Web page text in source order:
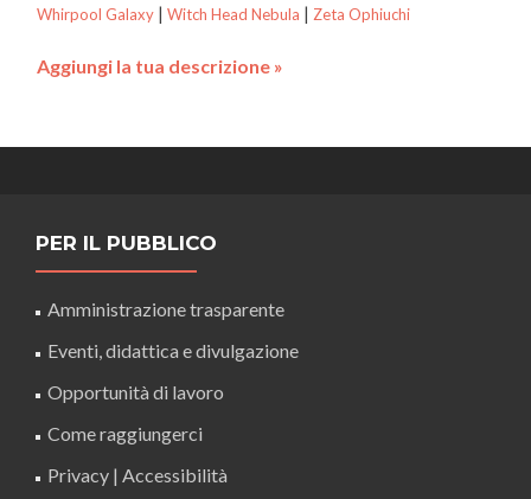
Whirpool Galaxy | Witch Head Nebula | Zeta Ophiuchi
Aggiungi la tua descrizione »
PER IL PUBBLICO
Amministrazione trasparente
Eventi, didattica e divulgazione
Opportunità di lavoro
Come raggiungerci
Privacy | Accessibilità